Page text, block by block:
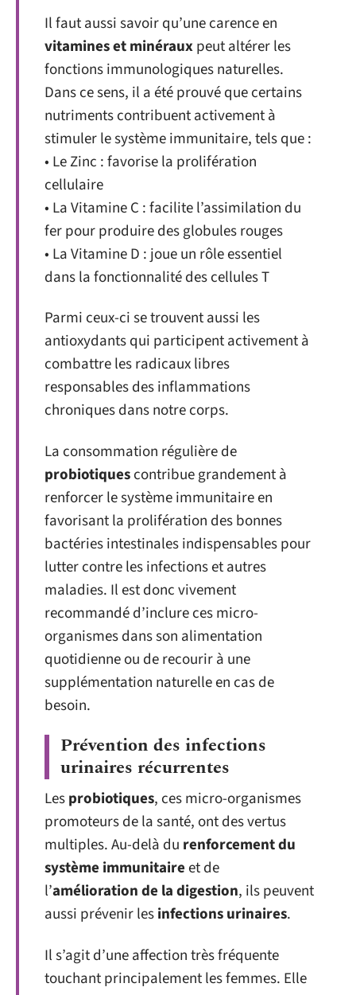
Il faut aussi savoir qu’une carence en
vitamines et minérauxpeut altérer les
fonctions immunologiques naturelles.
Dans ce sens, il a été prouvé que certains
nutriments contribuent activement à
stimuler le système immunitaire, tels que :
• Le Zinc : favorise la prolifération
cellulaire
• La Vitamine C : facilite l’assimilation du
fer pour produire des globules rouges
• La Vitamine D : joue un rôle essentiel
dans la fonctionnalité des cellules T
Parmi ceux-ci se trouvent aussi les
antioxydants qui participent activement à
combattre les radicaux libres
responsables des inflammations
chroniques dans notre corps.
La consommation régulière de
probiotiquescontribue grandement à
renforcer le système immunitaire en
favorisant la prolifération des bonnes
bactéries intestinales indispensables pour
lutter contre les infections et autres
maladies. Il est donc vivement
recommandé d’inclure ces micro-
organismes dans son alimentation
quotidienne ou de recourir à une
supplémentation naturelle en cas de
besoin.
Prévention des infections
urinaires récurrentes
Lesprobiotiques, ces micro-organismes
promoteurs de la santé, ont des vertus
multiples. Au-delà du renforcement du
système immunitaireet de
l’amélioration de la digestion, ils peuvent
aussi prévenir lesinfections urinaires.
Il s’agit d’une affection très fréquente
touchant principalement les femmes. Elle